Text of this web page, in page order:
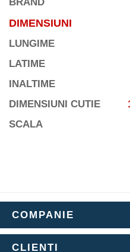
DIMENSIUNI
LUNGIME
LATIME
INALTIME
DIMENSIUNI CUTIE
SCALA
COMPANIE
CLIENTI